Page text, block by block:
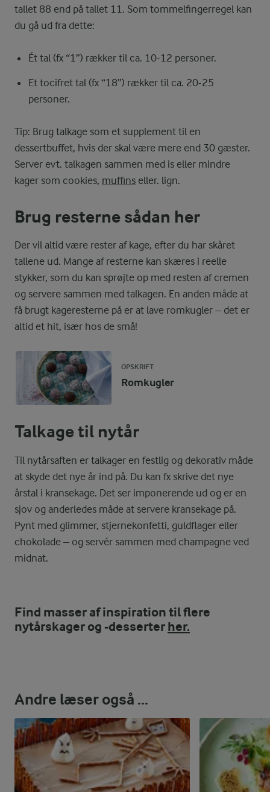
tallet 88 end på tallet 11. Som tommelfingerregel kan
du gå ud fra dette:
Ét tal (fx “1”) rækker til ca. 10-12 personer.
Et tocifret tal (fx “18”) rækker til ca. 20-25
personer.
Tip: Brug talkage som et supplement til en
dessertbuffet, hvis der skal være mere end 30 gæster.
Server evt. talkagen sammen med is eller mindre
kager som cookies, muffins eller. lign.
Brug resterne sådan her
Der vil altid være rester af kage, efter du har skåret
tallene ud. Mange af resterne kan skæres i reelle
stykker, som du kan sprøjte op med resten af cremen
og servere sammen med talkagen. En anden måde at
få brugt kageresterne på er at lave romkugler – det er
altid et hit, især hos de små!
OPSKRIFT
Romkugler
Talkage til nytår
Til nytårsaften er talkager en festlig og dekorativ måde
at skyde det nye år ind på. Du kan fx skrive det nye
årstal i kransekage. Det ser imponerende ud og er en
sjov og anderledes måde at servere kransekage på.
Pynt med glimmer, stjernekonfetti, guldflager eller
chokolade – og servér sammen med champagne ved
midnat.
Find masser af inspiration til flere
nytårskager og -desserterher.
Andre læser også ...